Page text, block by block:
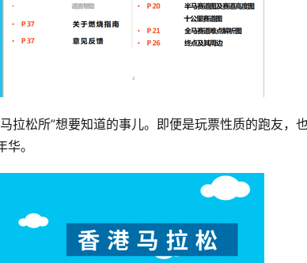
拉松所”想要知道的事儿。即便是玩票性质的跑友，
。